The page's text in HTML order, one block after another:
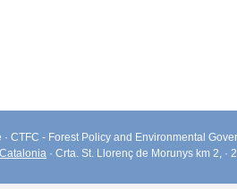
CTFC - Forest Policy and Environmental
· Crta. St. Llorenç de Morunys km 2, ·